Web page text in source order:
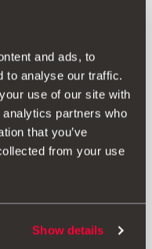
and ads, to
to analyse our traffic.
use of our site with
partners who
that you’ve
from your use
Show details
de dados